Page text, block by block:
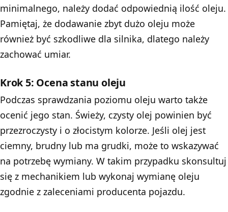
minimalnego, należy dodać odpowiednią ilość oleju.
Pamiętaj, że dodawanie zbyt dużo oleju może
również być szkodliwe dla silnika, dlatego należy
zachować umiar.
Krok 5: Ocena stanu oleju
Podczas sprawdzania poziomu oleju warto także
ocenić jego stan. Świeży, czysty olej powinien być
przezroczysty i o złocistym kolorze. Jeśli olej jest
ciemny, brudny lub ma grudki, może to wskazywać
na potrzebę wymiany. W takim przypadku skonsultuj
się z mechanikiem lub wykonaj wymianę oleju
zgodnie z zaleceniami producenta pojazdu.